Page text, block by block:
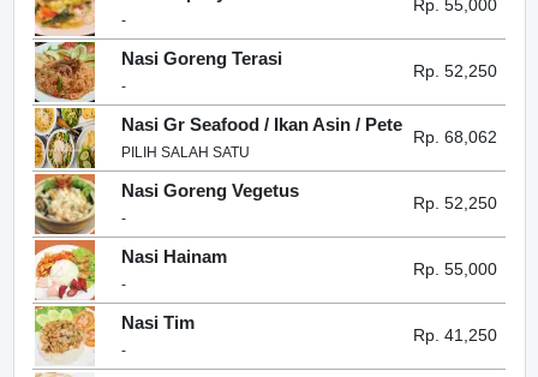
-
Rp. 55,000
Nasi Goreng Terasi
-
Rp. 52,250
Nasi Gr Seafood / Ikan Asin / Pete
PILIH SALAH SATU
Rp. 68,062
Nasi Goreng Vegetus
-
Rp. 52,250
Nasi Hainam
-
Rp. 55,000
Nasi Tim
-
Rp. 41,250